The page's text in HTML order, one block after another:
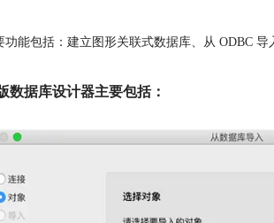
功能包括：建立图形关联式数据库、从 ODBC
数据库设计器主要包括：